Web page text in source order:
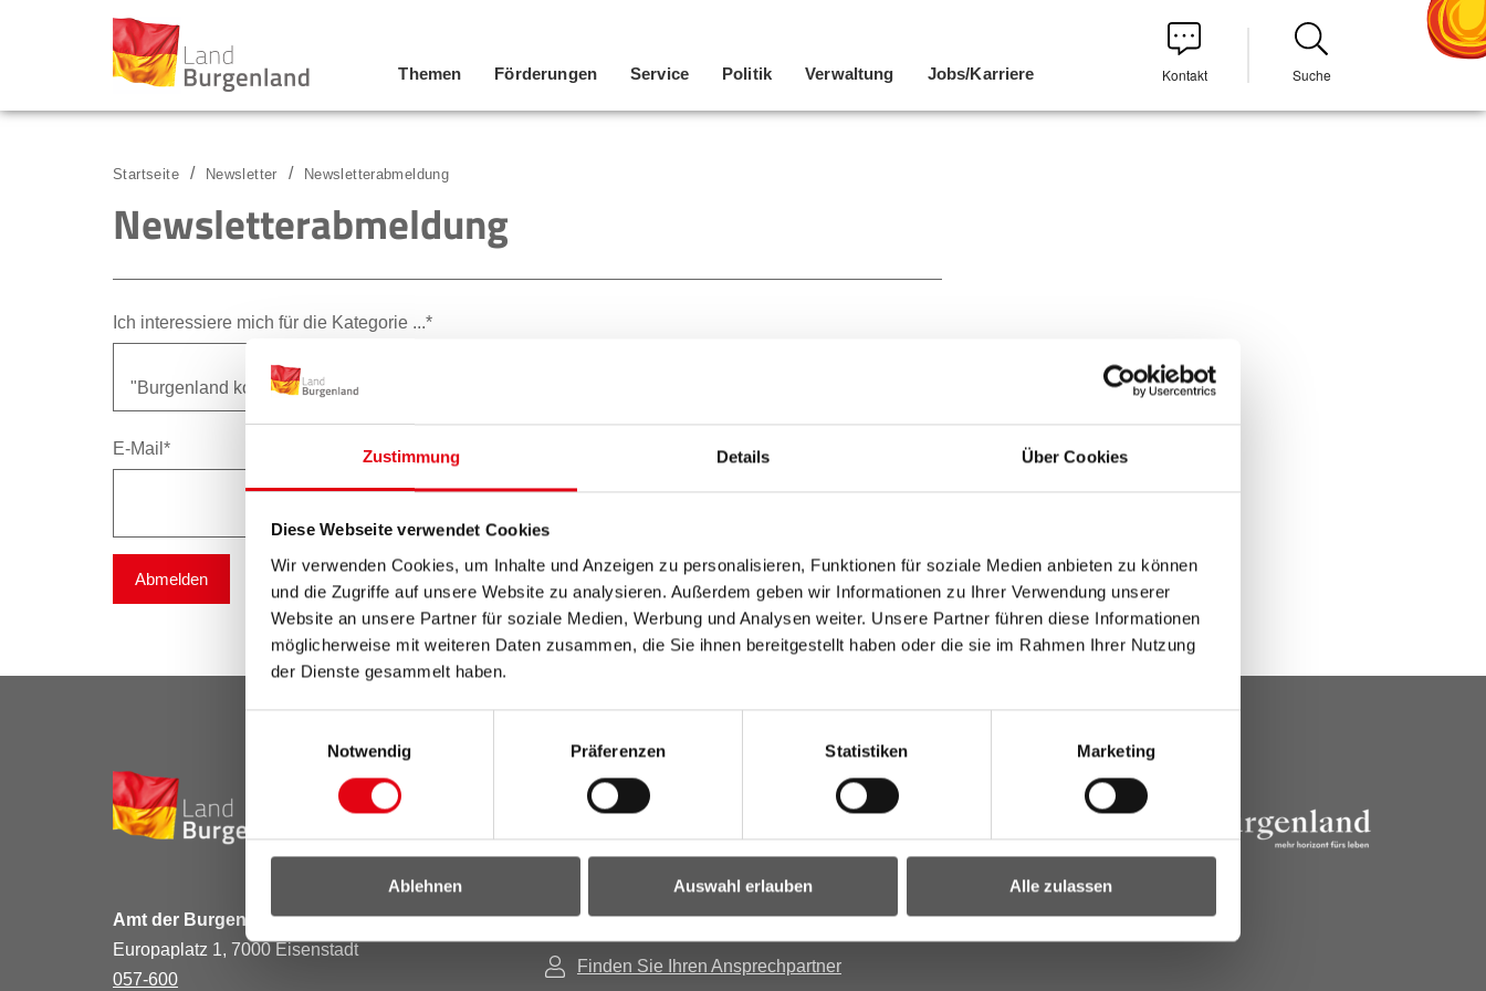
Zustimmung Details Über Cookies
Diese Webseite verwendet Cookies
Wir verwenden Cookies, um Inhalte und Anzeigen zu personalisieren, Funktionen für soziale Medien anbieten zu können
und die Zugriffe auf unsere Website zu analysieren. Außerdem geben wir Informationen zu Ihrer Verwendung unserer
Website an unsere Partner für soziale Medien, Werbung und Analysen weiter. Unsere Partner führen diese Informationen
möglicherweise mit weiteren Daten zusammen, die Sie ihnen bereitgestellt haben oder die sie im Rahmen Ihrer Nutzung
der Dienste gesammelt haben.
Notwendig
Präferenzen Statistiken Marketing
Ablehnen Auswahl erlauben Alle zulassen
Zum Inhalt
Zum Menü
Zur Suche
Themen Förderungen Service Politik Verwaltung Jobs/Karriere Kontakt Suche
Startseite Newsletter Newsletterabmeldung
Newsletterabmeldung
Ich interessiere mich für die Kategorie ...*
E-Mail*
Abmelden
Amt der Burgenländischen Landesregierung
Europaplatz 1, 7000 Eisenstadt
057-600
Geben Sie uns Feedback
Finden Sie Ihren Ansprechpartner